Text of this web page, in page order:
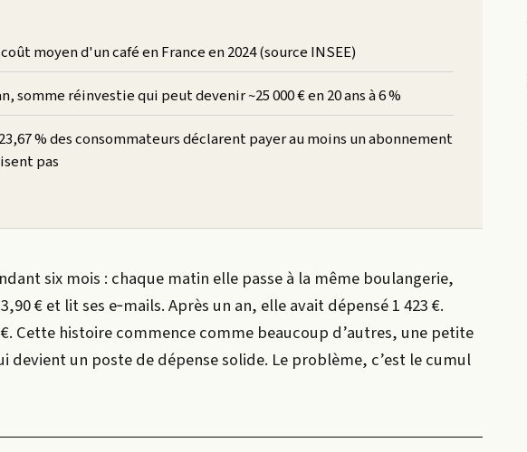
moyen d'un café en France en 2024 (source INSEE)
somme réinvestie qui peut devenir ~25 000 € en 20 ans à 6 %
% des consommateurs déclarent payer au moins un abonnement
pas
six mois : chaque matin elle passe à la même boulangerie,
€ et lit ses e‑mails. Après un an, elle avait dépensé 1 423 €.
Cette histoire commence comme beaucoup d’autres, une petite
devient un poste de dépense solide. Le problème, c’est le cumul